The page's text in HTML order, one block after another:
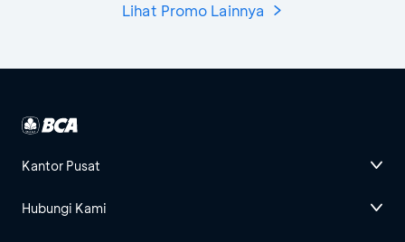
Lihat Promo Lainnya
Kantor Pusat
Hubungi Kami